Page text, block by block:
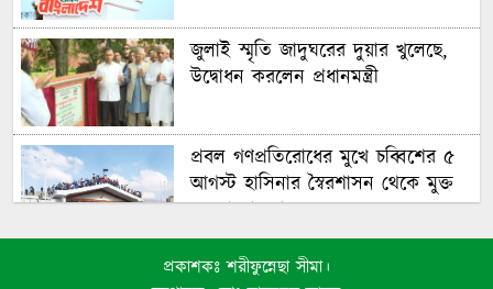
জুলাই স্মৃতি জাদুঘরের দুয়ার খুলেছে,
উদ্বোধন করলেন প্রধানমন্ত্রী
প্রবল গণপ্রতিরোধের মুখে চব্বিশের ৫
আগস্ট হাসিনার স্বৈরশাসন থেকে মুক্ত
হয় বাংলাদেশ
জুলাই গণঅভ্যুত্থানে সুপ্রিম কোর্টের
প্রকাশকঃ শরীফুন্নেছা সীমা।